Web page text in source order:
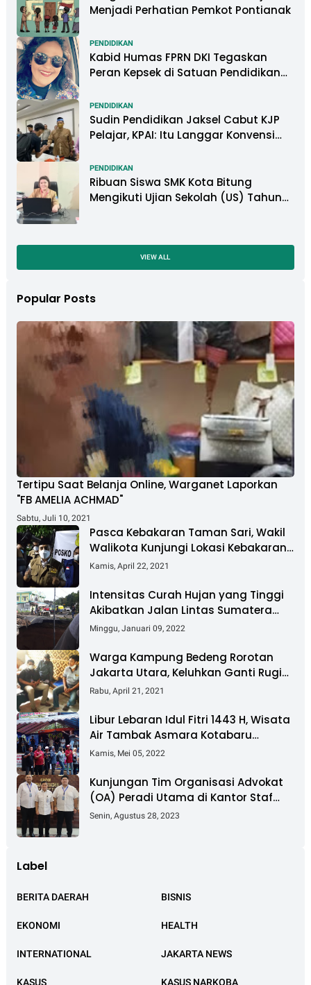
Menjadi Perhatian Pemkot Pontianak
PENDIDIKAN
Kabid Humas FPRN DKI Tegaskan
Peran Kepsek di Satuan Pendidikan
PENDIDIKAN
Sudin Pendidikan Jaksel Cabut KJP
Pelajar, KPAI: Itu Langgar Konvensi
PENDIDIKAN
Ribuan Siswa SMK Kota Bitung
Mengikuti Ujian Sekolah (US) Tahun
VIEW ALL
Popular Posts
Tertipu Saat Belanja Online, Warganet Laporkan
"FB AMELIA ACHMAD"
Sabtu, Juli 10, 2021
Pasca Kebakaran Taman Sari, Wakil
Walikota Kunjungi Lokasi Kebakaran
Dan Salurkan Bantuan
Kamis, April 22, 2021
Intensitas Curah Hujan yang Tinggi
Akibatkan Jalan Lintas Sumatera
Nyaris Putus
Minggu, Januari 09, 2022
Warga Kampung Bedeng Rorotan
Jakarta Utara, Keluhkan Ganti Rugi
Pembebasan Lahan Tol Cibitung -
Rabu, April 21, 2021
Libur Lebaran Idul Fitri 1443 H, Wisata
Air Tambak Asmara Kotabaru
Dipadati Ribuan Pengunjung
Kamis, Mei 05, 2022
Kunjungan Tim Organisasi Advokat
(OA) Peradi Utama di Kantor Staf
Kepresidenan RI Istana Negara
Senin, Agustus 28, 2023
Label
BERITA DAERAH BISNIS
EKONOMI HEALTH
INTERNATIONAL JAKARTA NEWS
KASUS KASUS NARKOBA